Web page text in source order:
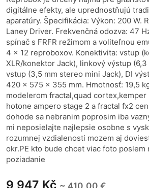
9 947 Kč ~ 410,00 €
digitálne efekty, ale uprednostňujú
aparatúry. Špecifikácia: Výkon: 200 W.
Laney Driver. Frekvenčná odozva: 47
spínač s FRFR režimom a voliteľnou
4 x 12 reproboxov. Konektivita: vstup
XLR/konektor Jack), linkový výstup (6,3
vstup (3,5 mm stereo mini Jack), DI
420 x 575 x 355 mm. Hmotnosť: 19,5
modelerom fractal,quad cortex,kemper
hotone ampero stage 2 a fractal fx2
dohode sa nebranim poprosim iba
mi neposielajte najlepsie osobne s
rozumnej vzdialenosti mozem aj
okr.PE kto bude chcet viac foto poslem
poziadanie